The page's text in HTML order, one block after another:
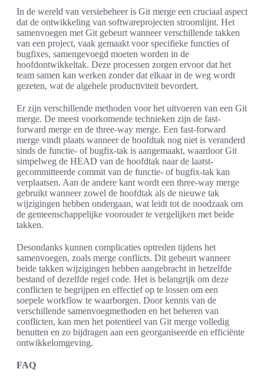
In de wereld van versiebeheer is Git merge een cruciaal aspect
dat de ontwikkeling van softwareprojecten stroomlijnt. Het
samenvoegen met Git gebeurt wanneer verschillende takken
van een project, vaak gemaakt voor specifieke functies of
bugfixes, samengevoegd moeten worden in de
hoofdontwikkeltak. Deze processen zorgen ervoor dat het
team samen kan werken zonder dat elkaar in de weg wordt
gezeten, wat de algehele productiviteit bevordert.
Er zijn verschillende methoden voor het uitvoeren van een Git
merge. De meest voorkomende technieken zijn de fast-
forward merge en de three-way merge. Een fast-forward
merge vindt plaats wanneer de hoofdtak nog niet is veranderd
sinds de functie- of bugfix-tak is aangemaakt, waardoor Git
simpelweg de HEAD van de hoofdtak naar de laatst-
gecommitteerde commit van de functie- of bugfix-tak kan
verplaatsen. Aan de andere kant wordt een three-way merge
gebruikt wanneer zowel de hoofdtak als de nieuwe tak
wijzigingen hebben ondergaan, wat leidt tot de noodzaak om
de gemeenschappelijke voorouder te vergelijken met beide
takken.
Desondanks kunnen complicaties optreden tijdens het
samenvoegen, zoals merge conflicts. Dit gebeurt wanneer
beide takken wijzigingen hebben aangebracht in hetzelfde
bestand of dezelfde regel code. Het is belangrijk om deze
conflicten te begrijpen en effectief op te lossen om een
soepele workflow te waarborgen. Door kennis van de
verschillende samenvoegmethoden en het beheren van
conflicten, kan men het potentieel van Git merge volledig
benutten en zo bijdragen aan een georganiseerde en efficiënte
ontwikkelomgeving.
FAQ